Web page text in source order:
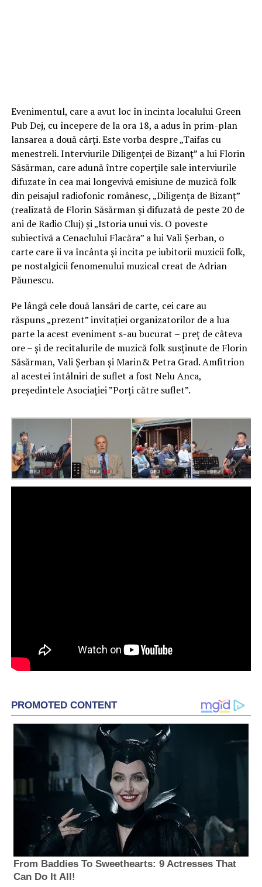
Evenimentul, care a avut loc în incinta localului Green
Pub Dej, cu începere de la ora 18, a adus în prim-plan
lansarea a două cărți. Este vorba despre „Taifas cu
menestreli. Interviurile Diligenței de Bizanț” a lui Florin
Săsărman, care adună între coperțile sale interviurile
difuzate în cea mai longevivă emisiune de muzică folk
din peisajul radiofonic românesc, „Diligența de Bizanț”
(realizată de Florin Săsărman și difuzată de peste 20 de
ani de Radio Cluj) și „Istoria unui vis. O poveste
subiectivă a Cenaclului Flacăra” a lui Vali Șerban, o
carte care îi va încânta şi incita pe iubitorii muzicii folk,
pe nostalgicii fenomenului muzical creat de Adrian
Păunescu.
Pe lângă cele două lansări de carte, cei care au
răspuns „prezent” invitației organizatorilor de a lua
parte la acest eveniment s-au bucurat – preț de câteva
ore – și de recitalurile de muzică folk susținute de Florin
Săsărman, Vali Șerban și Marin& Petra Grad. Amfitrion
al acestei întâlniri de suflet a fost Nelu Anca,
președintele Asociației ”Porți către suflet”.